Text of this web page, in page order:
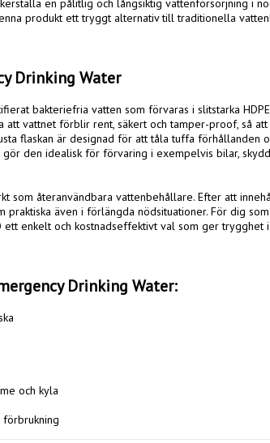
produkt ett tryggt alternativ till traditionella
Drinking Water
bakteriefria vatten som förvaras i slitstarka
vattnet förblir rent, säkert och tamper-proof, så
flaskan är designad för att tåla tuffa förhållanden
den idealisk för förvaring i exempelvis bilar,
som återanvändbara vattenbehållare. Efter att
praktiska även i förlängda nödsituationer. För dig
enkelt och kostnadseffektivt val som ger trygghet
Drinking Water:
och kyla